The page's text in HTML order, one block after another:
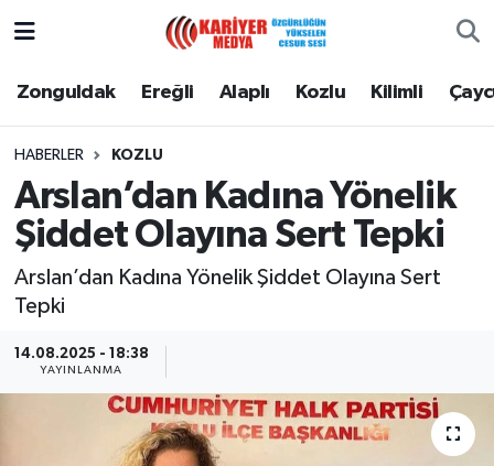
Zonguldak Ereğli Alaplı Kozlu Kilimli
HABERLER KOZLU
Arslan’dan Kadına Yönelik
Şiddet Olayına Sert Tepki
Arslan’dan Kadına Yönelik Şiddet Olayına Sert
Tepki
14.08.2025 - 18:38
YAYINLANMA
Zonguldak
Alaplı
Kozlu
Kilimli
Çaycuma
Gökçebey
Zonguldak Nöbetçi Eczaneler
Zonguldak Namaz Vakitleri
Zonguldak Trafik Yoğunluk Haritası
Puan Durumu ve Fikstür
Tüm Manşetler
Son Dakika Haberleri